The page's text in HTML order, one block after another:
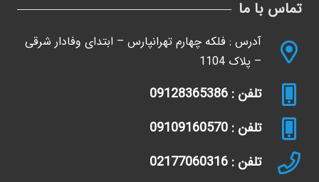
تماس با ما
آدرس : فلکه چهارم تهرانپارس – ابتدای وفادار شرقی
– پلاک 1104
تلفن : 09128365386
تلفن : 09109160570
تلفن : 02177060316